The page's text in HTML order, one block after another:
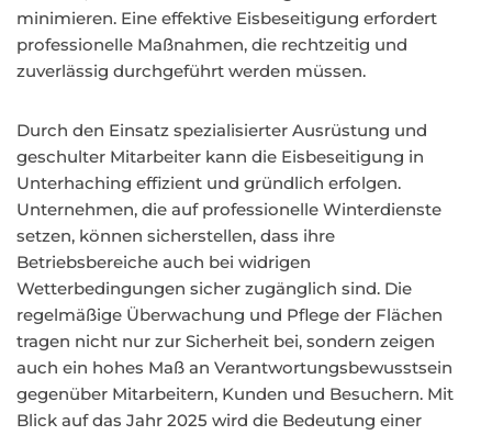
minimieren. Eine effektive Eisbeseitigung erfordert
professionelle Maßnahmen, die rechtzeitig und
zuverlässig durchgeführt werden müssen.
Durch den Einsatz spezialisierter Ausrüstung und
geschulter Mitarbeiter kann die Eisbeseitigung in
Unterhaching effizient und gründlich erfolgen.
Unternehmen, die auf professionelle Winterdienste
setzen, können sicherstellen, dass ihre
Betriebsbereiche auch bei widrigen
Wetterbedingungen sicher zugänglich sind. Die
regelmäßige Überwachung und Pflege der Flächen
tragen nicht nur zur Sicherheit bei, sondern zeigen
auch ein hohes Maß an Verantwortungsbewusstsein
gegenüber Mitarbeitern, Kunden und Besuchern. Mit
Blick auf das Jahr 2025 wird die Bedeutung einer